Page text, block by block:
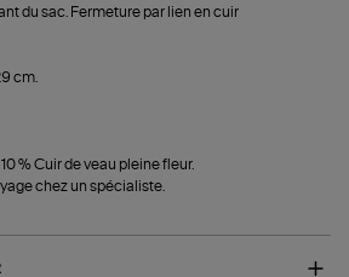
du sac. Fermeture par lien en cuir
cm.
% Cuir de veau pleine fleur.
chez un spécialiste.